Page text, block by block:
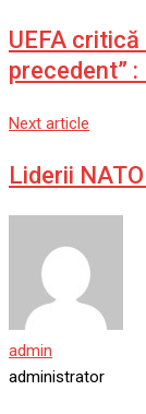
UEFA
precedent” :
Next article
Liderii
admin
administrator